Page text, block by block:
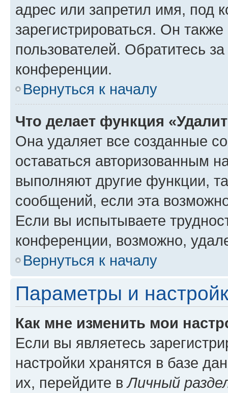
адрес или запретил имя, под
зарегистрироваться. Он
пользователей. Обратитесь
конференции.
Вернуться к началу
Что делает функция
Она удаляет все созданные
оставаться авторизованным
выполняют другие функции,
сообщений, если эта
Если вы испытываете
конференции, возможно,
Вернуться к началу
Параметры и
Как мне изменить мои
Если вы являетесь
настройки хранятся в базе
их, перейдите вЛичный